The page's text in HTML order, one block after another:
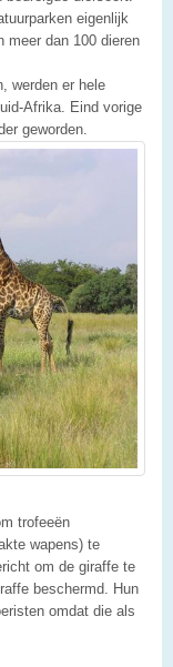
eigenlijk
meer dan 100 dieren
werden er hele
Afrika. Eind vorige
geworden.
trofeeën
wapens) te
om de giraffe te
beschermd. Hun
omdat die als